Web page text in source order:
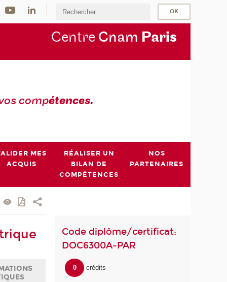
Centre Cnam Paris
compétences.
MES
ACQUIS
RÉALISER UN
BILAN DE
COMPÉTENCES
NOS
PARTENAIRES
Code diplôme/certificat:
DOC6300A-PAR
0 crédits